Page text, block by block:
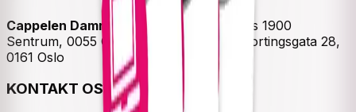
Cappelen Damm | Postadresse: Postboks 1900
Sentrum, 0055 Oslo | Besøksadresse: Stortingsgata 28,
0161 Oslo
KONTAKT OSS